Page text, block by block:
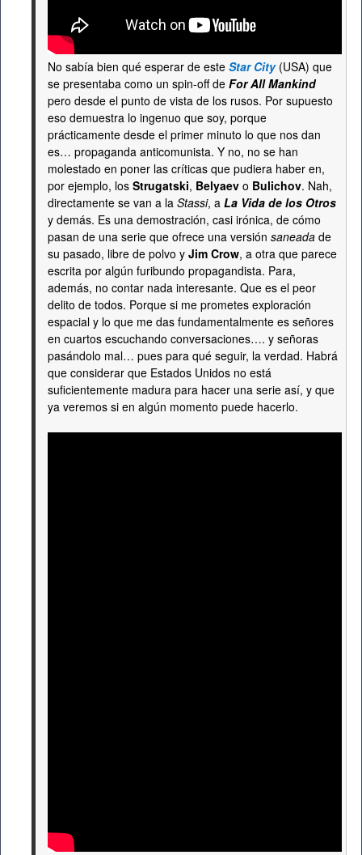
No sabía bien qué esperar de este Star City(USA) que
se presentaba como un spin-off de For All Mankind
pero desde el punto de vista de los rusos. Por supuesto
eso demuestra lo ingenuo que soy, porque
prácticamente desde el primer minuto lo que nos dan
es… propaganda anticomunista. Y no, no se han
molestado en poner las críticas que pudiera haber en,
por ejemplo, los Strugatski, Belyaev o Bulichov. Nah,
directamente se van a la Stassi, a La Vida de los Otros
y demás. Es una demostración, casi irónica, de cómo
pasan de una serie que ofrece una versión saneada de
su pasado, libre de polvo y Jim Crow, a otra que parece
escrita por algún furibundo propagandista. Para,
además, no contar nada interesante. Que es el peor
delito de todos. Porque si me prometes exploración
espacial y lo que me das fundamentalmente es señores
en cuartos escuchando conversaciones…. y señoras
pasándolo mal… pues para qué seguir, la verdad. Habrá
que considerar que Estados Unidos no está
suficientemente madura para hacer una serie así, y que
ya veremos si en algún momento puede hacerlo.